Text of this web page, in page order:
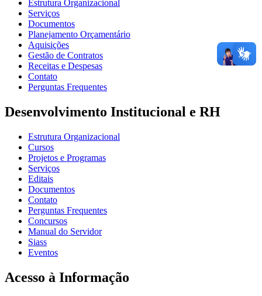
Estrutura Organizacional
Serviços
Documentos
Planejamento Orçamentário
Aquisições
Gestão de Contratos
Receitas e Despesas
Contato
Perguntas Frequentes
Desenvolvimento Institucional e RH
Estrutura Organizacional
Cursos
Projetos e Programas
Serviços
Editais
Documentos
Contato
Perguntas Frequentes
Concursos
Manual do Servidor
Siass
Eventos
Acesso à Informação